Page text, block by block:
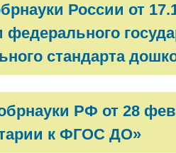
России от
стандарта
РФ от 28
к ФГОС ДО»